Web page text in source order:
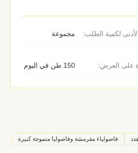
لكمية الطلب: مجموعة
على العرض: 150 طن في اليوم
فاصولياء مقرمشة وفاصوليا متموجة كبيرة